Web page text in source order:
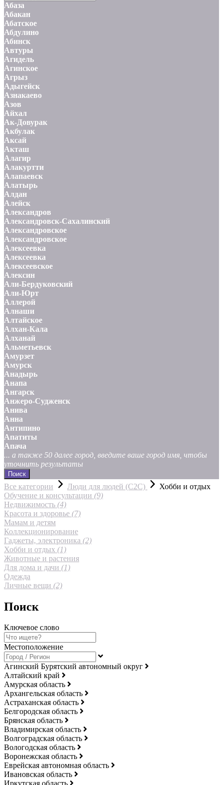
Абаза
Абакан
Абатское
Абдулино
Абинск
Автуры
Агидель
Агинское
Агрыз
Адыгейск
Азнакаево
Азов
Айхал
Ак-Довурак
Акбулак
Аксай
Акташ
Алагир
Алакуртти
Алапаевск
Алатырь
Алдан
Алейск
Александров
Александровск-Сахалинский
Александровское
Александровское
Алексеевка
Алексеевка
Алексеевское
Алексин
Али-Бердуковский
Али-Юрт
Аллерой
Алнаши
Алтайское
Алхан-Кала
Алханай
Альметьевск
Амурзет
Амурск
Анадырь
Анапа
Ангарск
Анжеро-Судженск
Анива
Анна
Антипино
Апатиты
Апача
... а также 50 далее город, введите ваше город имя, чтобы
уточнить результаты
Поиск
Все категории Люди для людей (С2С)
Хобби и отдых
Обучение и консультации (9)
Недвижимость (4)
Красота и здоровье (7)
Мамам и детям
Коллекционирование
Гаджеты, электроника (2)
Хобби и отдых (1)
Животные и растения
Для дома и дачи (1)
Одежда
Личные вещи (2)
Поиск
Ключевое слово
Местоположение
Агинский Бурятский автономный округ
Алтайский край
Амурская область
Архангельская область
Астраханская область
Белгородская область
Брянская область
Владимирская область
Волгоградская область
Вологодская область
Воронежская область
Еврейская автономная область
Ивановская область